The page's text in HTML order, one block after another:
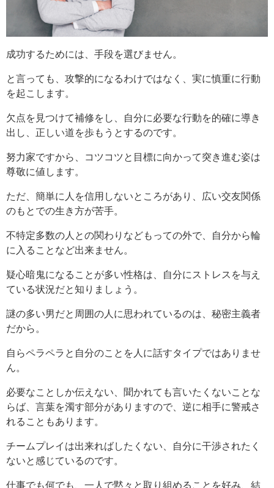
成功するためには、手段を選びません。
と言っても、攻撃的になるわけではなく、実に慎重に行動
を起こします。
欠点を見つけて補修をし、自分に必要な行動を的確に導き
出し、正しい道を歩もうとするのです。
努力家ですから、コツコツと目標に向かって突き進む姿は
尊敬に値します。
ただ、簡単に人を信用しないところがあり、広い交友関係
のもとでの生き方が苦手。
不特定多数の人との関わりなどもっての外で、自分から輪
に入ることなど出来ません。
疑心暗鬼になることが多い性格は、自分にストレスを与え
ている状況だと知りましょう。
謎の多い男だと周囲の人に思われているのは、秘密主義者
だから。
自らペラペラと自分のことを人に話すタイプではありませ
ん。
必要なことしか伝えない、聞かれても言いたくないことな
らば、言葉を濁す部分がありますので、逆に相手に警戒さ
れることもあります。
チームプレイは出来ればしたくない、自分に干渉されたく
ないと感じているのです。
仕事でも何でも、一人で黙々と取り組めることを好み、結